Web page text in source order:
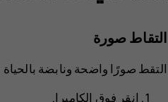
التقاط صورة
التقط صورًا واضحة ونابضة
انقر فوق الكاميرا.